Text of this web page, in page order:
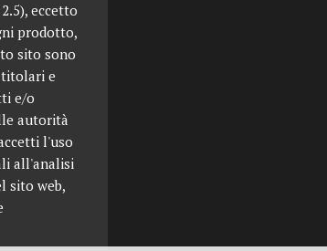
eccetto
prodotto,
sito sono
e
e/o
autorità
l'uso
all'analisi
sito web,